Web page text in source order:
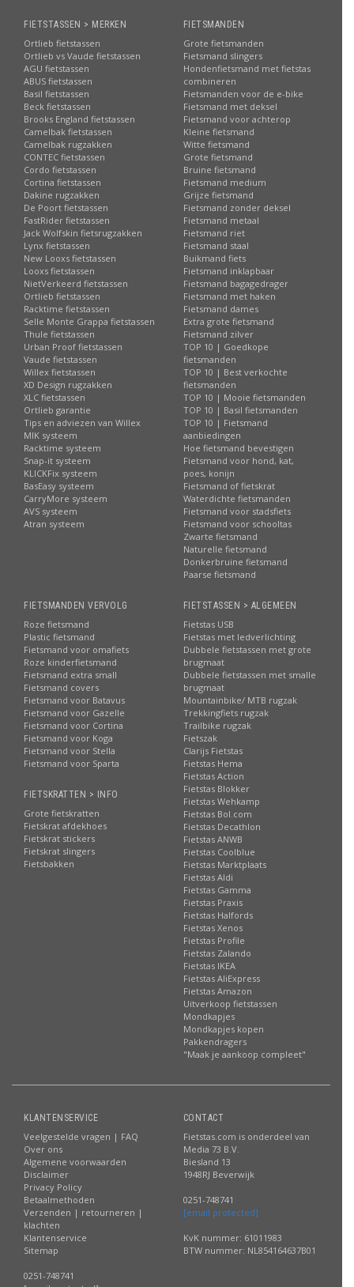
FIETSTASSEN > MERKEN
Ortlieb fietstassen
Ortlieb vs Vaude fietstassen
AGU fietstassen
ABUS fietstassen
Basil fietstassen
Beck fietstassen
Brooks England fietstassen
Camelbak fietstassen
Camelbak rugzakken
CONTEC fietstassen
Cordo fietstassen
Cortina fietstassen
Dakine rugzakken
De Poort fietstassen
FastRider fietstassen
Jack Wolfskin fietsrugzakken
Lynx fietstassen
New Looxs fietstassen
Looxs fietstassen
NietVerkeerd fietstassen
Ortlieb fietstassen
Racktime fietstassen
Selle Monte Grappa fietstassen
Thule fietstassen
Urban Proof fietstassen
Vaude fietstassen
Willex fietstassen
XD Design rugzakken
XLC fietstassen
Ortlieb garantie
Tips en adviezen van Willex
MIK systeem
Racktime systeem
Snap-it systeem
KLICKFix systeem
BasEasy systeem
CarryMore systeem
AVS systeem
Atran systeem
FIETSMANDEN
Grote fietsmanden
Fietsmand slingers
Hondenfietsmand met fietstas
combineren
Fietsmanden voor de e-bike
Fietsmand met deksel
Fietsmand voor achterop
Kleine fietsmand
Witte fietsmand
Grote fietsmand
Bruine fietsmand
Fietsmand medium
Grijze fietsmand
Fietsmand zonder deksel
Fietsmand metaal
Fietsmand riet
Fietsmand staal
Buikmand fiets
Fietsmand inklapbaar
Fietsmand bagagedrager
Fietsmand met haken
Fietsmand dames
Extra grote fietsmand
Fietsmand zilver
TOP 10 | Goedkope
fietsmanden
TOP 10 | Best verkochte
fietsmanden
TOP 10 | Mooie fietsmanden
TOP 10 | Basil fietsmanden
TOP 10 | Fietsmand
aanbiedingen
Hoe fietsmand bevestigen
Fietsmand voor hond, kat,
poes, konijn
Fietsmand of fietskrat
Waterdichte fietsmanden
Fietsmand voor stadsfiets
Fietsmand voor schooltas
Zwarte fietsmand
Naturelle fietsmand
Donkerbruine fietsmand
Paarse fietsmand
FIETSMANDEN VERVOLG
Roze fietsmand
Plastic fietsmand
Fietsmand voor omafiets
Roze kinderfietsmand
Fietsmand extra small
Fietsmand covers
Fietsmand voor Batavus
Fietsmand voor Gazelle
Fietsmand voor Cortina
Fietsmand voor Koga
Fietsmand voor Stella
Fietsmand voor Sparta
FIETSKRATTEN > INFO
Grote fietskratten
Fietskrat afdekhoes
Fietskrat stickers
Fietskrat slingers
Fietsbakken
FIETSTASSEN > ALGEMEEN
Fietstas USB
Fietstas met ledverlichting
Dubbele fietstassen met grote
brugmaat
Dubbele fietstassen met smalle
brugmaat
Mountainbike/ MTB rugzak
Trekkingfiets rugzak
Trailbike rugzak
Fietszak
Clarijs Fietstas
Fietstas Hema
Fietstas Action
Fietstas Blokker
Fietstas Wehkamp
Fietstas Bol.com
Fietstas Decathlon
Fietstas ANWB
Fietstas Coolblue
Fietstas Marktplaats
Fietstas Aldi
Fietstas Gamma
Fietstas Praxis
Fietstas Halfords
Fietstas Xenos
Fietstas Profile
Fietstas Zalando
Fietstas IKEA
Fietstas AliExpress
Fietstas Amazon
Uitverkoop fietstassen
Mondkapjes
Mondkapjes kopen
Pakkendragers
"Maak je aankoop compleet"
KLANTENSERVICE
Veelgestelde vragen | FAQ
Over ons
Algemene voorwaarden
Disclaimer
Privacy Policy
Betaalmethoden
Verzenden | retourneren |
klachten
Klantenservice
Sitemap
0251-748741
CONTACT
Fietstas.com is onderdeel van
Media 73 B.V.
Biesland 13
1948RJ Beverwijk
0251-748741
[email protected]
KvK nummer: 61011983
BTW nummer: NL854164637B01